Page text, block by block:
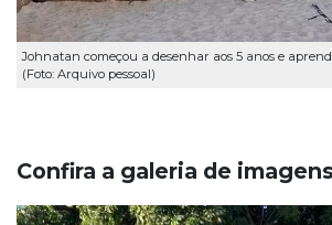
Johnatan começou a desenhar aos 5 anos e
(Foto: Arquivo pessoal)
Confira a galeria de